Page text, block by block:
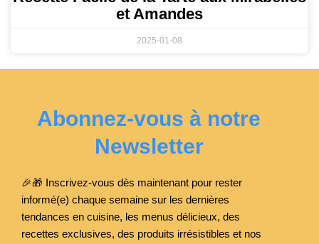
et Amandes
2025-01-08
Abonnez-vous à notre
Newsletter
🎉🎁 Inscrivez-vous dès maintenant pour rester
informé(e) chaque semaine sur les dernières
tendances en cuisine, les menus délicieux, des
recettes exclusives, des produits irrésistibles et nos